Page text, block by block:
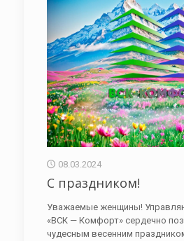
08.03.2024
С праздником!
Уважаемые женщины!
«ВСК — Комфорт» сердечно
чудесным весенним